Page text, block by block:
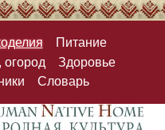
Питание
Здоровье
Словарь